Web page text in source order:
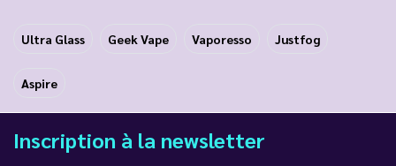
Ultra Glass Geek Vape Vaporesso Justfog
Aspire
Inscription à la newsletter